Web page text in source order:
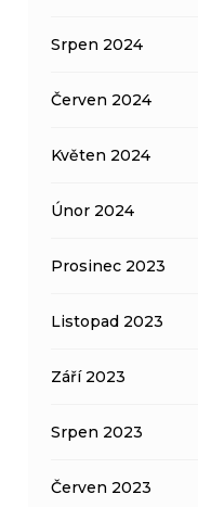
Srpen 2024
Červen 2024
Květen 2024
Únor 2024
Prosinec 2023
Listopad 2023
Září 2023
Srpen 2023
Červen 2023